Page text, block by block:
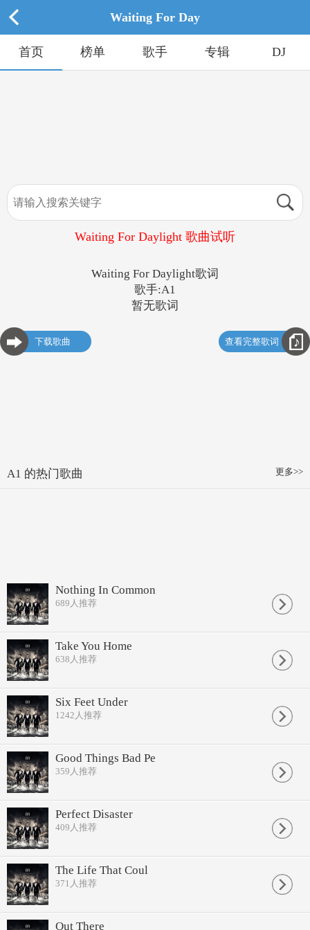
Waiting For Day
首页 榜单 歌手 专辑 DJ
Waiting For Daylight 歌曲试听
Waiting For Daylight歌词
歌手:A1
暂无歌词
下载歌曲 查看完整歌词
更多>>
A1 的热门歌曲
Nothing In Common
689 人推荐
Take You Home
638 人推荐
Six Feet Under
1242 人推荐
Good Things Bad Pe
359 人推荐
Perfect Disaster
409 人推荐
The Life That Coul
371 人推荐
Out There